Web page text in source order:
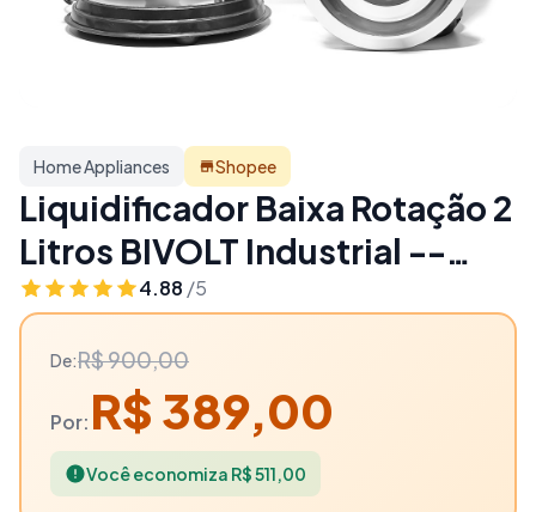
Home Appliances Shopee
Liquidificador Baixa Rotação 2
Litros BIVOLT Industrial --
Profissional - 57% OFF | Home
Appliances
4.88 /5
De:R$ 900,00
Por: R$ 389,00
Você economiza R$ 511,00